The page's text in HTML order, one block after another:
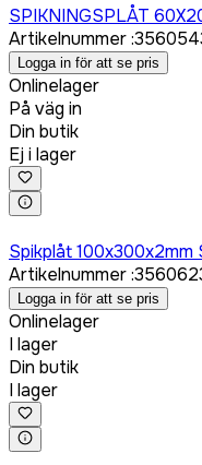
SPIKNINGSPLÅT
Artikelnummer:356054
Logga in för att se pris
Onlinelager
På väg in
Din butik
Ej i lager
Spikplåt 100x300x2mm
Artikelnummer:356062
Logga in för att se pris
Onlinelager
I lager
Din butik
I lager